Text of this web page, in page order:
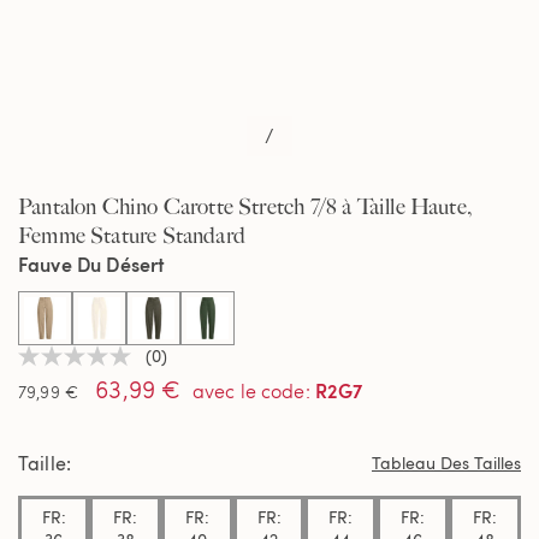
/
Pantalon Chino Carotte Stretch 7/8 à Taille Haute,
Femme Stature Standard
Aucune
valeur
de
sur
même
page.
(0)
79,99 €
63,99 € avec le code: R2G7
Fauve Du Désert
selected
Taille Tableau Des Tailles
FR:
FR:
FR:
FR:
FR:
FR:
FR: